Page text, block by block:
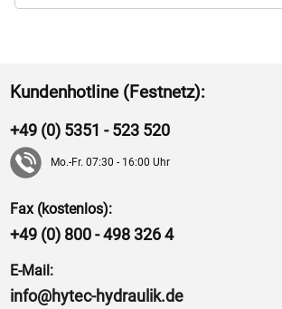
Kundenhotline (Festnetz):
+49 (0) 5351 - 523 520
Mo.-Fr. 07:30 - 16:00 Uhr
Fax (kostenlos):
+49 (0) 800 - 498 326 4
E-Mail:
info@hytec-hydraulik.de